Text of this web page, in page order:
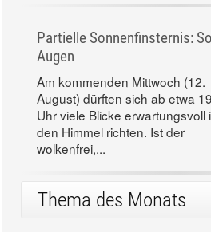
Partielle Sonnenfinsternis:
Augen
Am kommenden Mittwoch (12.
August) dürften sich ab etwa 19
Uhr viele Blicke erwartungsvoll
den Himmel richten. Ist der
wolkenfrei,...
Thema des Monats